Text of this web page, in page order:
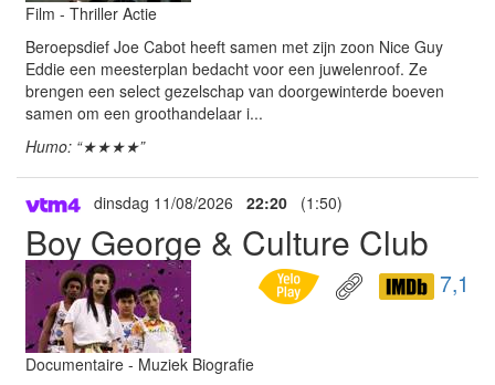
Film - Thriller Actie
Beroepsdief Joe Cabot heeft samen met zijn zoon Nice Guy
Eddie een meesterplan bedacht voor een juwelenroof. Ze
brengen een select gezelschap van doorgewinterde boeven
samen om een groothandelaar i...
Humo: “★★★★”
dinsdag 11/08/2026 22:20 (1:50)
Boy George & Culture Club
7,1
Documentaire - Muziek Biografie